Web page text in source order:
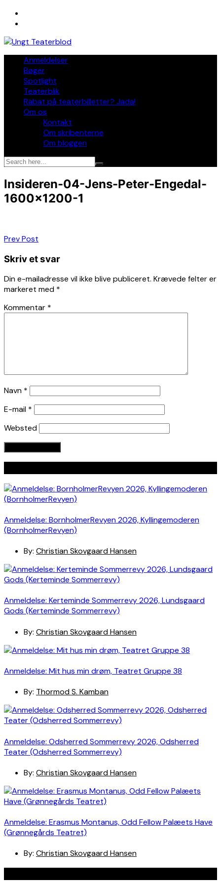
Skip
Anmeldelser
Bøger
Spotlight
Teaterblik
Rabat på teaterbilletter? Jada!
Om os
Kontakt
Om skribenterne
Om bloggen
Insideren-04-Jens-Peter-Engedal-
1600×1200-1
Indlægsnavigation
Prev Post
Skriv et svar
Din e-mailadresse vil ikke blive publiceret. Krævede felter er
markeret med *
Kommentar *
Navn *
E-mail *
Websted
Anmeldelse: BornholmerRevyen 2026, Kyllingemoderen
(BornholmerRevyen)
By: Christian Skovgaard Hansen
Anmeldelse: Kerteminde Sommerrevy 2026, Lundsgaard
Gods (Kerteminde Sommerrevy)
By: Christian Skovgaard Hansen
Anmeldelse: Mit hus min drøm, Teatret Gruppe 38
By: Thormod S. Kamban
Anmeldelse: Odsherred Sommerrevy 2026, Odsherred
Teater (Odsherred Sommerrevy)
By: Christian Skovgaard Hansen
Anmeldelse: Erasmus Montanus, Odd Fellow Palæets Have
(Grønnegårds Teatret)
By: Christian Skovgaard Hansen